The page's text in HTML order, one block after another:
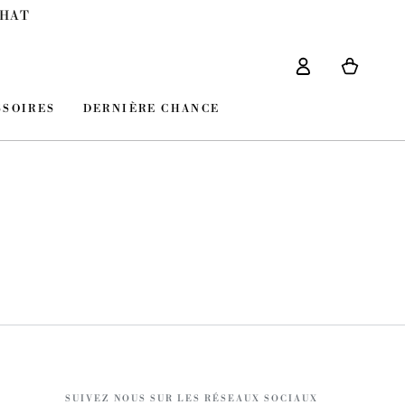
DERNIÈRE CHANCE
ConnexionPanier
SUIVEZ NOUS SUR LES RÉSEAUX SOCIAUX